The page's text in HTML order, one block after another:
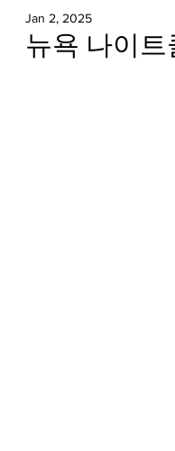
뉴욕 나이
Jan 2, 2025